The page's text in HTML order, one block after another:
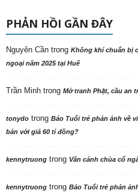
PHẢN HỒI GẦN ĐÂY
Nguyên Cần trong Không khí chuẩn bị
ngoại năm 2025 tại Huế
Trần Minh trong Mở tranh Phật, cầu an
tonydo trong Báo Tuổi trẻ phản ảnh về
bán với giá 60 tỉ đồng?
kennytruong trong Vãn cảnh chùa cổ
kennytruong trong Báo Tuổi trẻ phản